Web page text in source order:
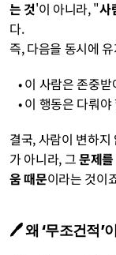
는 것'이 아니라, "사
다.
즉, 다음을 동시에
• 이 사람은 존
• 이 행동은 다
결국, 사람이 변하
가 아니라, 그 문제
움 때문이라는 것이
🖊️ 왜 ‘무조건적’